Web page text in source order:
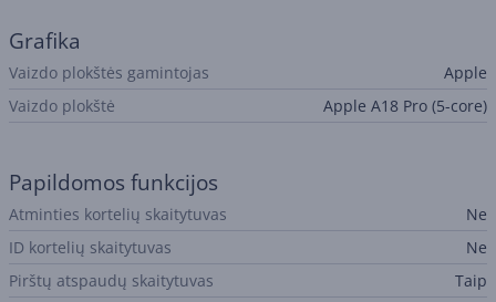
Grafika
Vaizdo plokštės gamintojas
Apple
Vaizdo plokštė
Apple A18 Pro (5-core)
Papildomos funkcijos
Atminties kortelių skaitytuvas
Ne
ID kortelių skaitytuvas
Ne
Pirštų atspaudų skaitytuvas
Taip